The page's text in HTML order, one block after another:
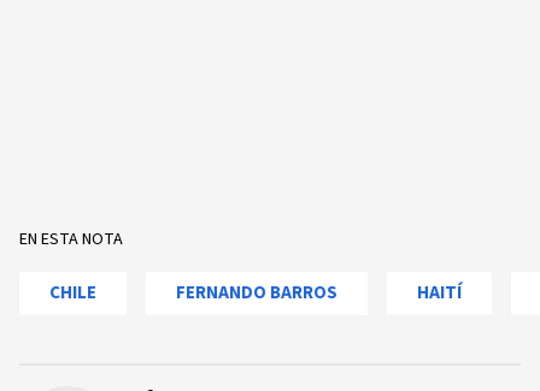
EN ESTA NOTA
CHILE FERNANDO BARROS HAITÍ